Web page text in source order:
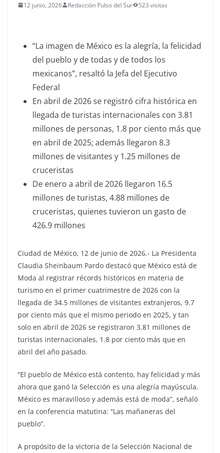
12 junio, 2026 Redacción Pulso del Sur 523 visitas
“La imagen de México es la alegría, la felicidad
del pueblo y de todas y de todos los
mexicanos”, resaltó la Jefa del Ejecutivo
Federal
En abril de 2026 se registró cifra histórica en
llegada de turistas internacionales con 3.81
millones de personas, 1.8 por ciento más que
en abril de 2025; además llegaron 8.3
millones de visitantes y 1.25 millones de
cruceristas
De enero a abril de 2026 llegaron 16.5
millones de turistas, 4.88 millones de
cruceristas, quienes tuvieron un gasto de
426.9 millones
Ciudad de México, 12 de junio de 2026.- La Presidenta
Claudia Sheinbaum Pardo destacó que México está de
Moda al registrar récords históricos en materia de
turismo en el primer cuatrimestre de 2026 con la
llegada de 34.5 millones de visitantes extranjeros, 9.7
por ciento más que el mismo periodo en 2025, y tan
solo en abril de 2026 se registraron 3.81 millones de
turistas internacionales, 1.8 por ciento más que en
abril del año pasado.
“El pueblo de México está contento, hay felicidad y más
ahora que ganó la Selección es una alegría mayúscula.
México es maravilloso y además está de moda”, señaló
en la conferencia matutina: “Las mañaneras del
pueblo”.
A propósito de la victoria de la Selección Nacional de